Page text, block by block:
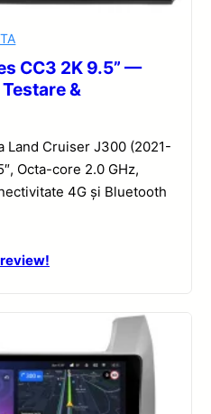
CC3 2K 9.5” —
&
Land Cruiser J300 (2021-
Octa-core 2.0 GHz,
4G și Bluetooth